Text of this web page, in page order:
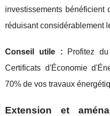
investissements bénéficient
réduisant considérablement
Conseil utile : Profitez
Certificats d'Économie
70% de vos travaux
Extension et